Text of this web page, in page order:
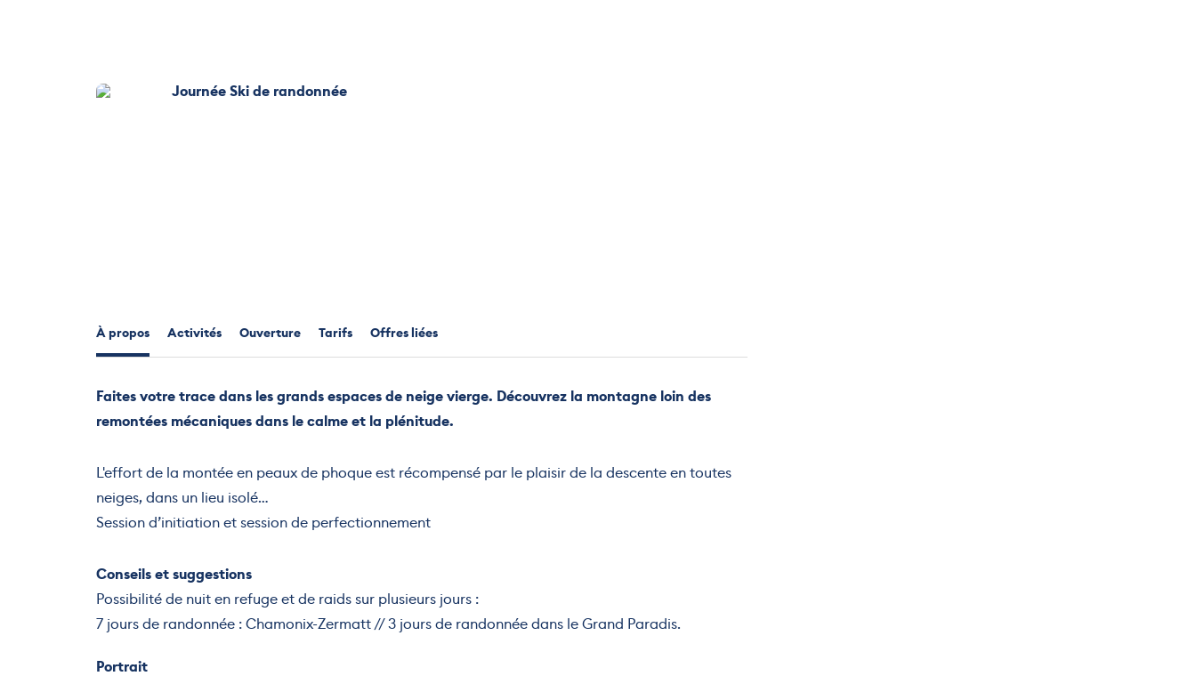
Journée Ski de randonnée
À propos Activités Ouverture Tarifs Offres liées
Faites votre trace dans les grands espaces de neige vierge. Découvrez la montagne loin des
remontées mécaniques dans le calme et la plénitude.
L'effort de la montée en peaux de phoque est récompensé par le plaisir de la descente en toutes
neiges, dans un lieu isolé…
Session d’initiation et session de perfectionnement
Conseils et suggestions
Possibilité de nuit en refuge et de raids sur plusieurs jours :
7 jours de randonnée : Chamonix-Zermatt // 3 jours de randonnée dans le Grand Paradis.
Portrait